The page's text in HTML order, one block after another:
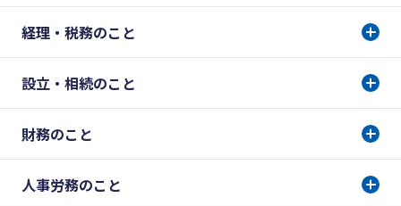
経理・税務のこと
設立・相続のこと
財務のこと
人事労務のこと